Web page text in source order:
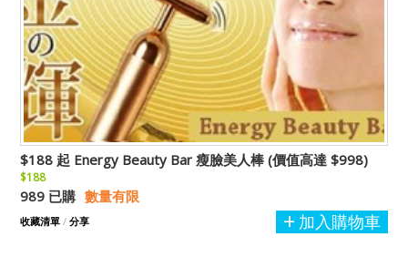
$188 起 Energy Beauty Bar 瘦臉美人棒 (價值高達 $998)
$188
989 已購 數量有限
加入購物車
收藏清單 / 分享